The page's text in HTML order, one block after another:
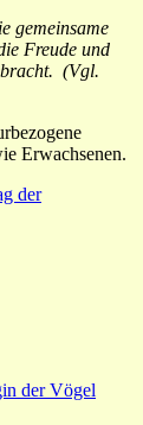
gemeinsame
Freude und
(Vgl.
Erwachsenen.
der
der Vögel